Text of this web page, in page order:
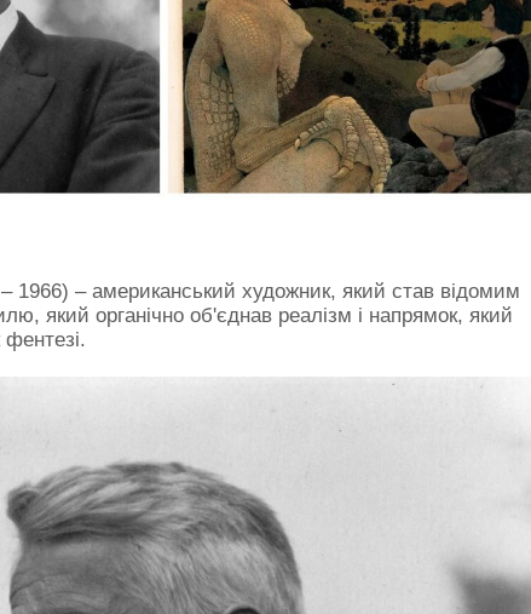
1966) – американський художник, який став відомим
який органічно об'єднав реалізм і напрямок, який